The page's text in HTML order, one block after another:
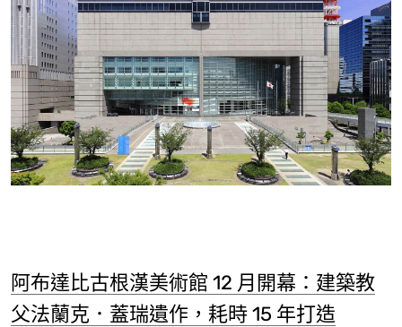
阿布達比古根漢美術館 12 月開幕：建築教
父法蘭克．蓋瑞遺作，耗時 15 年打造